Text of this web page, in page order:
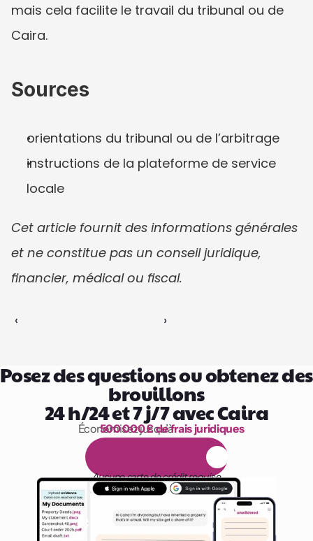
mais cela facilite le travail du tribunal ou de
Caira.
Sources
orientations du tribunal ou de l’arbitrage
instructions de la plateforme de service
locale
Cet article fournit des informations générales
et ne constitue pas un conseil juridique,
financier, médical ou fiscal.
‹ ›
Posez des questions ou obtenez des
brouillons
24 h/24 et 7 j/7 avec Caira
1 000 heures de lecture
Économisez jusqu’à
500 000 £ de frais juridiques
E s
Aucune carte de crédit requise